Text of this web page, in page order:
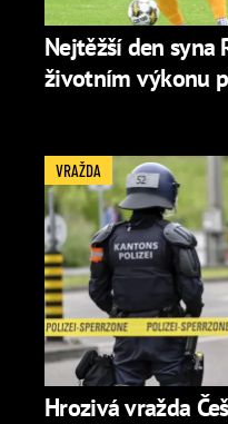
Nejtěžší den syna
životním výkonu
Hrozivá vražda
VRAŽDA